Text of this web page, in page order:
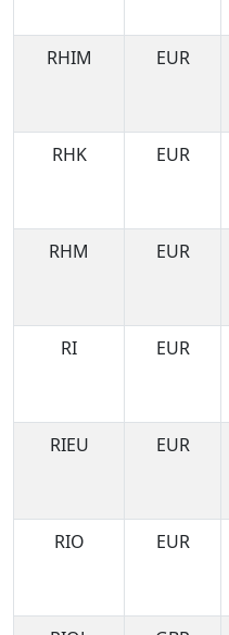
RHIM
EUR
RHK
EUR
RHM
EUR
RI
EUR
RIEU
EUR
RIO
EUR